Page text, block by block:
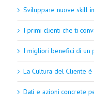
Sviluppare nuove skill
I primi clienti che ti
I migliori benefici di un
La Cultura del Cliente
Dati e azioni concrete